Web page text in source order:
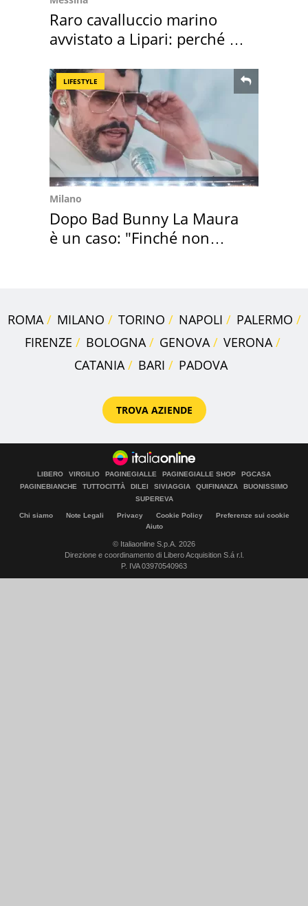
Raro cavalluccio marino
avvistato a Lipari: perché è
LIFESTYLE
Milano
Dopo Bad Bunny La Maura
è un caso: "Finché non
ROMA MILANO TORINO NAPOLI
PALERMO
FIRENZE
BOLOGNA GENOVA
VERONA
CATANIA
BARI PADOVA
TROVA AZIENDE
LIBERO VIRGILIO PAGINEGIALLE PAGINEGIALLE SHOP
PGCASA
PAGINEBIANCHE
TUTTOCITTÀ DILEI SIVIAGGIA QUIFINANZA
BUONISSIMO
SUPEREVA
Chi siamo Note Legali Privacy Cookie Policy
Preferenze sui cookie
Aiuto
© Italiaonline S.p.A. 2026
Direzione e coordinamento di Libero Acquisition S.á r.l.
P. IVA 03970540963